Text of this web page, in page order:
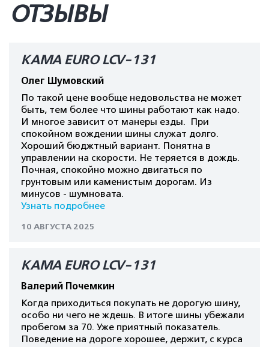
ОТЗЫВЫ
КАМА EURO LCV-131
Олег Шумовский
По такой цене вообще недовольства не может
быть, тем более что шины работают как надо.
И многое зависит от манеры езды. При
спокойном вождении шины служат долго.
Хороший бюджтный вариант. Понятна в
управлении на скорости. Не теряется в дождь.
Почная, спокойно можно двигаться по
грунтовым или каменистым дорогам. Из
минусов - шумновата.
Узнать подробнее
10 АВГУСТА 2025
КАМА EURO LCV-131
Валерий Почемкин
Когда приходиться покупать не дорогую шину,
особо ни чего не ждешь. В итоге шины убежали
пробегом за 70. Уже приятный показатель.
Поведение на дороге хорошее, держит, с курса